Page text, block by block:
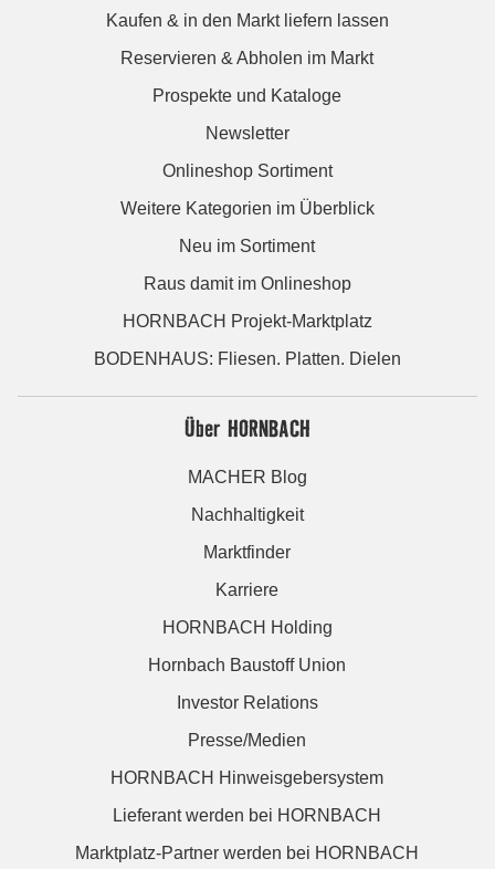
Kaufen & in den Markt liefern lassen
Reservieren & Abholen im Markt
Prospekte und Kataloge
Newsletter
Onlineshop Sortiment
Weitere Kategorien im Überblick
Neu im Sortiment
Raus damit im Onlineshop
HORNBACH Projekt-Marktplatz
BODENHAUS: Fliesen. Platten. Dielen
Über HORNBACH
MACHER Blog
Nachhaltigkeit
Marktfinder
Karriere
HORNBACH Holding
Hornbach Baustoff Union
Investor Relations
Presse/Medien
HORNBACH Hinweisgebersystem
Lieferant werden bei HORNBACH
Marktplatz-Partner werden bei HORNBACH